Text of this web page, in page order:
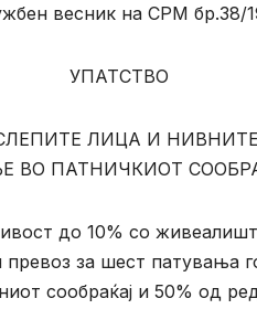
весник на СРМ бр.38/
УПАТСТВО
ЛИЦА И
ВО ПАТНИЧКИОТ
до 10% со
превоз за шест патувања
сообраќај и 50% од